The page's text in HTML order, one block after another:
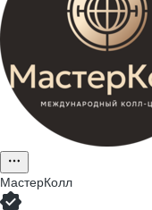
МастерКолл